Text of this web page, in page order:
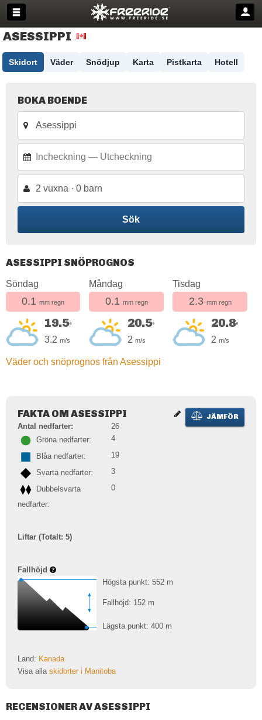
ASESSIPPI
Skidort Väder Snödjup Karta Pistkarta Hotell
BOKA BOENDE
2 vuxna · 0 barn
Sök
ASESSIPPI SNÖPROGNOS
Söndag
0.1 mm regn
19.5°
3.2 m/s
Måndag
0.1 mm regn
20.5°
2 m/s
Tisdag
2.3 mm regn
20.8°
2 m/s
Väder och snöprognos från Asessippi
JÄMFÖR
FAKTA OM ASESSIPPI
Antal nedfarter:
26
Gröna nedfarter:
4
Blåa nedfarter: 19
Svarta nedfarter: 3
Dubbelsvarta
nedfarter:
0
Liftar (Totalt: 5)
Fallhöjd
Högsta punkt: 552 m
Fallhöjd: 152 m
Lägsta punkt: 400 m
Land: Kanada
Visa alla skidorter i Manitoba
RECENSIONER AV ASESSIPPI